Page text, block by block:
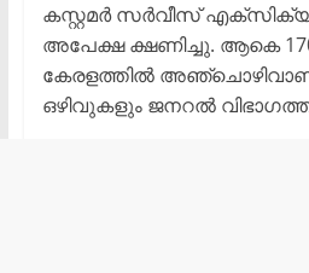
കസ്റ്റമർ സർവീസ്
അപേക്ഷ ക്ഷണിച്ചു. ആകെ
കേരളത്തിൽ
ഒഴിവുകളും ജനറൽ